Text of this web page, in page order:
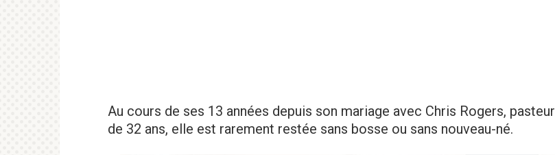
Au cours de ses 13 années depuis son mariage avec Chris Rogers, pasteur
de 32 ans, elle est rarement restée sans bosse ou sans nouveau-né.